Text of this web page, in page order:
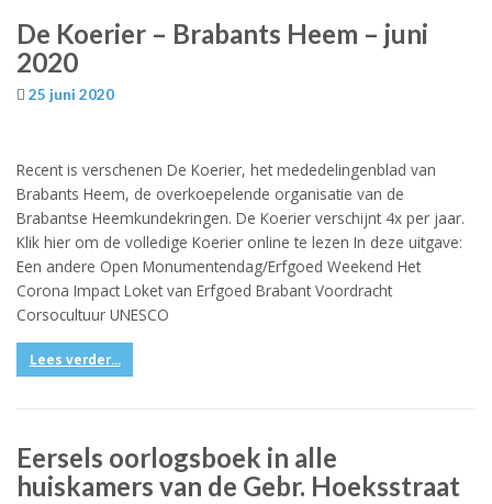
De Koerier – Brabants Heem – juni
2020
25 juni 2020
Recent is verschenen De Koerier, het mededelingenblad van
Brabants Heem, de overkoepelende organisatie van de
Brabantse Heemkundekringen. De Koerier verschijnt 4x per jaar.
Klik hier om de volledige Koerier online te lezen In deze uitgave:
Een andere Open Monumentendag/Erfgoed Weekend Het
Corona Impact Loket van Erfgoed Brabant Voordracht
Corsocultuur UNESCO
Lees verder...
Eersels oorlogsboek in alle
huiskamers van de Gebr. Hoeksstraat